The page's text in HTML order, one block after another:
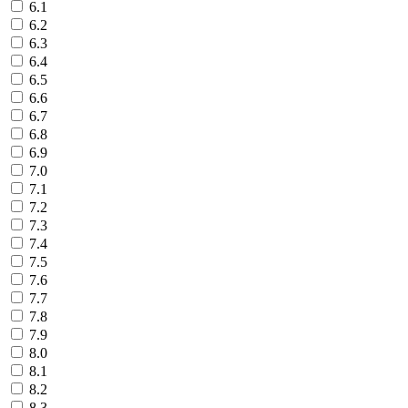
6.1
6.2
6.3
6.4
6.5
6.6
6.7
6.8
6.9
7.0
7.1
7.2
7.3
7.4
7.5
7.6
7.7
7.8
7.9
8.0
8.1
8.2